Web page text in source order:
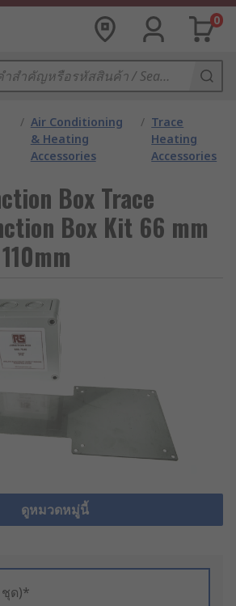
0
/ Air Conditioning
& Heating
Accessories
/ Trace
Heating
Accessories
Box Trace
Box Kit 66 mm
ดูหมวดหมู่นี้
ชุด)*